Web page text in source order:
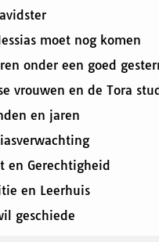
moet nog komen
onder een goed
vrouwen en de Tora
en jaren
en Gerechtigheid
en Leerhuis
geschiede